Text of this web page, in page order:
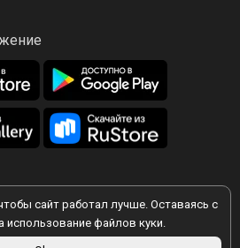
сайт работал лучше. Оставаясь с
использование файлов куки.